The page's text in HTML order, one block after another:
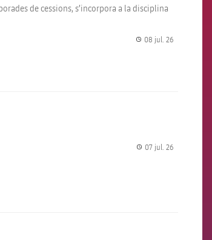
de cessions, s’incorpora a la disciplina
08 jul. 26
07 jul. 26